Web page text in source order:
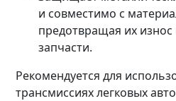
и совместимо с
предотвращая их
запчасти.
Рекомендуется для
трансмиссиях легковых